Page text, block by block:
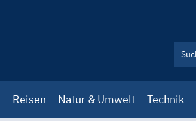
Reisen Natur & Umwelt Technik